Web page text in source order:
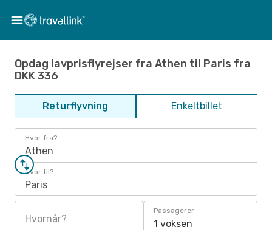
Opdag lavprisflyrejser fra Athen til Paris fra
DKK 336
Returflyvning Enkeltbillet
Hvor fra?
Athen
Hvor til?
Paris
Hvornår?
Passagerer
1 voksen